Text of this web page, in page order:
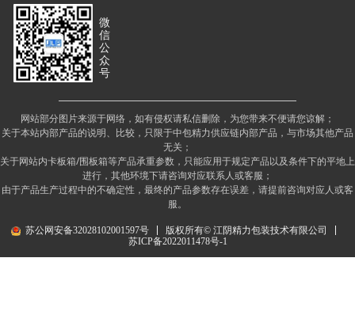
网站部分图片来源于网络，如有侵权请私信删除，为您带来不便请您谅解；
关于本站内部产品的说明、比较，只限于中包精力供应链内部产品，与市场其他产品
无关；
关于网站内卡板箱/围板箱等产品承重参数，只能应用于规定产品以及条件下的平地上
进行，其他环境下请咨询对应联系人或客服；
由于产品生产过程中的不确定性，最终的产品参数存在误差，请提前咨询对应人或客
服。
微
信
公
众
号
苏公网安备32028102001597号
版权所有© 江阴精力包装技术有限公司
苏ICP备2022011478号-1